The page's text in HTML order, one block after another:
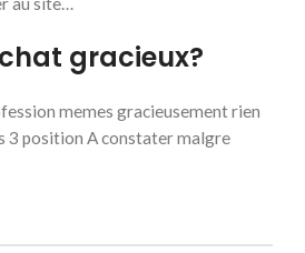
gracieux?
memes gracieusement rien
3 position A constater malgre